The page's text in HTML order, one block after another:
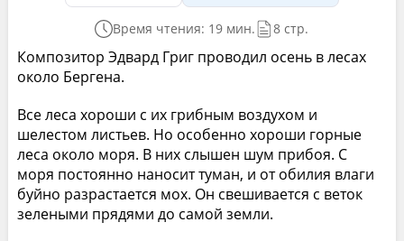
Время чтения: 19 мин. 8 стр.
Композитор Эдвард Григ проводил осень в лесах
около Бергена.
Все леса хороши с их грибным воздухом и
шелестом листьев. Но особенно хороши горные
леса около моря. В них слышен шум прибоя. С
моря постоянно наносит туман, и от обилия влаги
буйно разрастается мох. Он свешивается с веток
зелеными прядями до самой земли.